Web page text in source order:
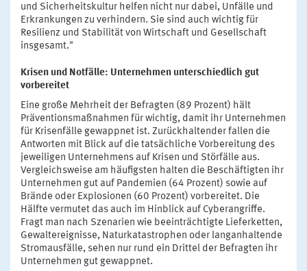
und Sicherheitskultur helfen nicht nur dabei, Unfälle und
Erkrankungen zu verhindern. Sie sind auch wichtig für
Resilienz und Stabilität von Wirtschaft und Gesellschaft
insgesamt."
Krisen und Notfälle: Unternehmen unterschiedlich gut
vorbereitet
Eine große Mehrheit der Befragten (89 Prozent) hält
Präventionsmaßnahmen für wichtig, damit ihr Unternehmen
für Krisenfälle gewappnet ist. Zurückhaltender fallen die
Antworten mit Blick auf die tatsächliche Vorbereitung des
jeweiligen Unternehmens auf Krisen und Störfälle aus.
Vergleichsweise am häufigsten halten die Beschäftigten ihr
Unternehmen gut auf Pandemien (64 Prozent) sowie auf
Brände oder Explosionen (60 Prozent) vorbereitet. Die
Hälfte vermutet das auch im Hinblick auf Cyberangriffe.
Fragt man nach Szenarien wie beeinträchtigte Lieferketten,
Gewaltereignisse, Naturkatastrophen oder langanhaltende
Stromausfälle, sehen nur rund ein Drittel der Befragten ihr
Unternehmen gut gewappnet.